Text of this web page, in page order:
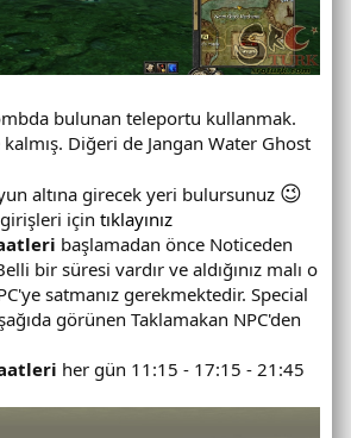
bulunan teleportu kullanmak.
Diğeri de Jangan Water Ghost
altına girecek yeri bulursunuz 😉
için tıklayınız
başlamadan önce Noticeden
bir süresi vardır ve aldığınız malı o
satmanız gerekmektedir. Special
görünen Taklamakan NPC'den
her gün 11:15 - 17:15 - 21:45